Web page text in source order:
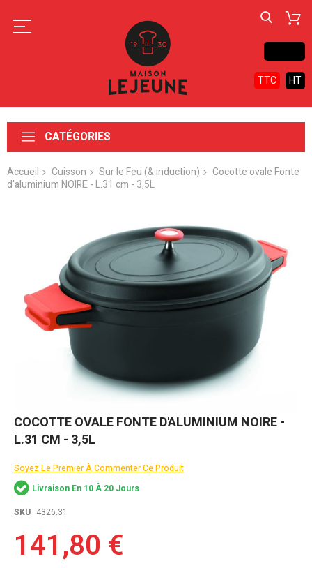
TTC HT
CATÉGORIES
Accueil Cuisson Sur le Feu (& induction)
Cocotte ovale Fonte
d'aluminium NOIRE - L.31 cm - 3,5L
gallery
Skip
the
of
the
images
COCOTTE OVALE FONTE D'ALUMINIUM NOIRE -
L.31 CM - 3,5L
Soyez Le Premier À Commenter Ce Produit
Livraison En 10 À 20 Jours
SKU 4326.31
141,80 €